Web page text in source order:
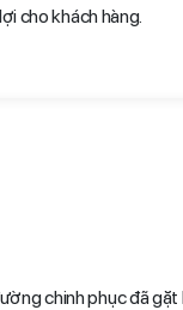
cho khách hàng.
chinh phục đã gặt